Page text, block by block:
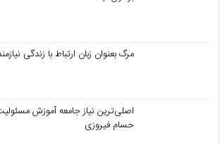
مرگ بعنوان زبان ارتباط با زندگی
اصلی‌ترین نیاز جامعه آموزش
حسام فیروزی